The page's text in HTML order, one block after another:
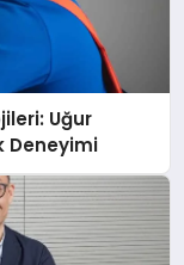
Uğur
Deneyimi